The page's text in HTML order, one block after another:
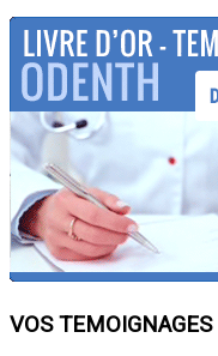
VOS TEMOIGNAGES